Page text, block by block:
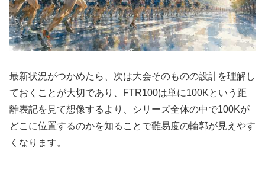
最新状況がつかめたら、次は大会そのものの設計を理解し
ておくことが大切であり、FTR100は単に100Kという距
離表記を見て想像するより、シリーズ全体の中で100Kが
どこに位置するのかを知ることで難易度の輪郭が見えやす
くなります。